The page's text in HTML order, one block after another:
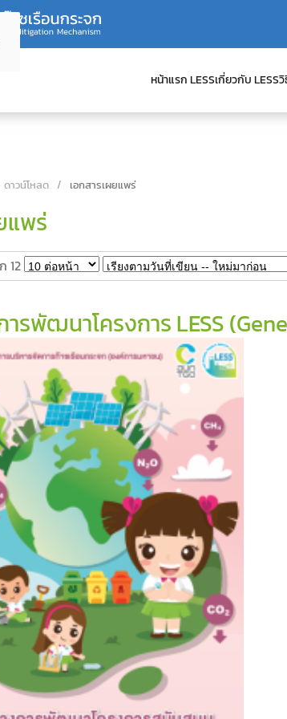
หน้าแรก LESSเกี่ยวกับ LESS
ดาวน์โหลด เอกสารเผยแพร่
แพร่
12
รพัฒนาโครงการ LESS